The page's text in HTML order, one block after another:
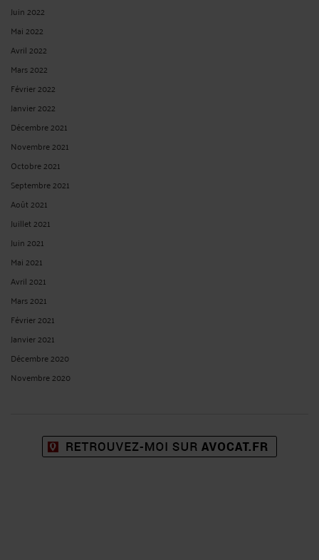
Juin 2022
Mai 2022
Avril 2022
Mars 2022
Février 2022
Janvier 2022
Décembre 2021
Novembre 2021
Octobre 2021
Septembre 2021
Août 2021
Juillet 2021
Juin 2021
Mai 2021
Avril 2021
Mars 2021
Février 2021
Janvier 2021
Décembre 2020
Novembre 2020